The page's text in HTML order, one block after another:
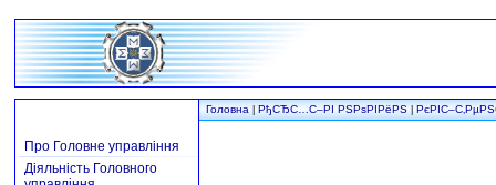
Головна РђСЂС…С–РІ РЅРѕРІРёРЅ
Про Головне управління
Діяльність Головного